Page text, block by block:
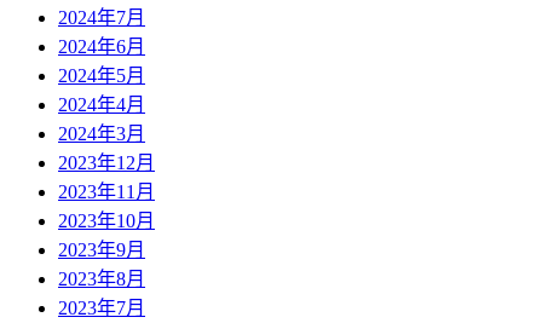
2024年7月
2024年6月
2024年5月
2024年4月
2024年3月
2023年12月
2023年11月
2023年10月
2023年9月
2023年8月
2023年7月